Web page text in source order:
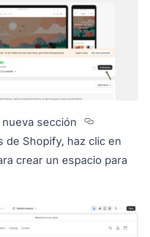
sección
Section
de Shopify, haz clic en
crear un espacio para